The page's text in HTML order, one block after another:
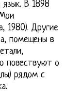
язык. В 1898
1980). Другие
помещены в
повествуют о
рядом с